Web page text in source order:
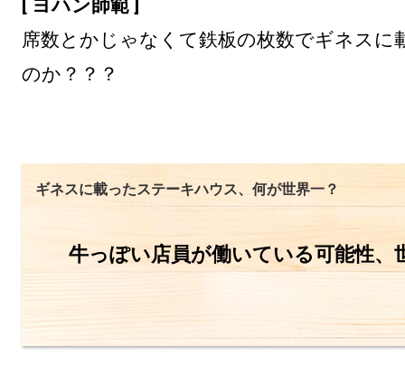
[ ヨハン師範 ]
席数とかじゃなくて鉄板の枚数でギネスに
のか？？？
ギネスに載ったステーキハウス、何が世界一？
牛っぽい店員が働いている可能性、